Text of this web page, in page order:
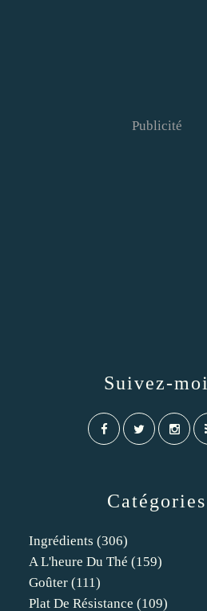
Catégories
Ingrédients (306)
A L'heure Du Thé (159)
Goûter (111)
Plat De Résistance (109)
Suivez-moi
Publicité